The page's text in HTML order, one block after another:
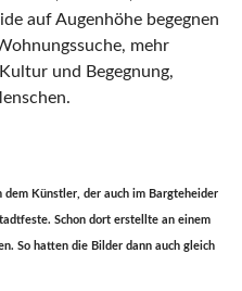
auf Augenhöhe begegnen
mehr
und Begegnung,
dem Künstler, der auch im Bargteheider
Schon dort erstellte an einem
So hatten die Bilder dann auch gleich